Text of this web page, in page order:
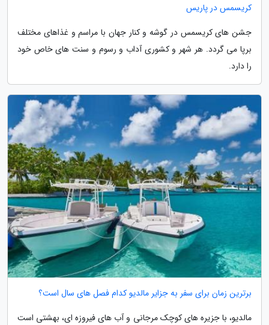
کریسمس در پاریس
جشن های کریسمس در گوشه و کنار جهان با مراسم و غذاهای مختلف
برپا می گردد. هر شهر و کشوری آداب و رسوم و سنت های خاص خود
را دارد.
برترین زمان برای سفر به جزایر مالدیو کدام فصل های سال است؟
مالدیو، با جزیره های کوچک مرجانی و آب های فیروزه ای، بهشتی است